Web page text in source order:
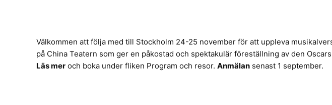
Välkommen att följa med till Stockholm 24-25 november för att uppleva
på China Teatern som ger en påkostad och spektakulär föreställning av den
Läs mer och boka under fliken Program och resor. Anmälan senast 1 september.